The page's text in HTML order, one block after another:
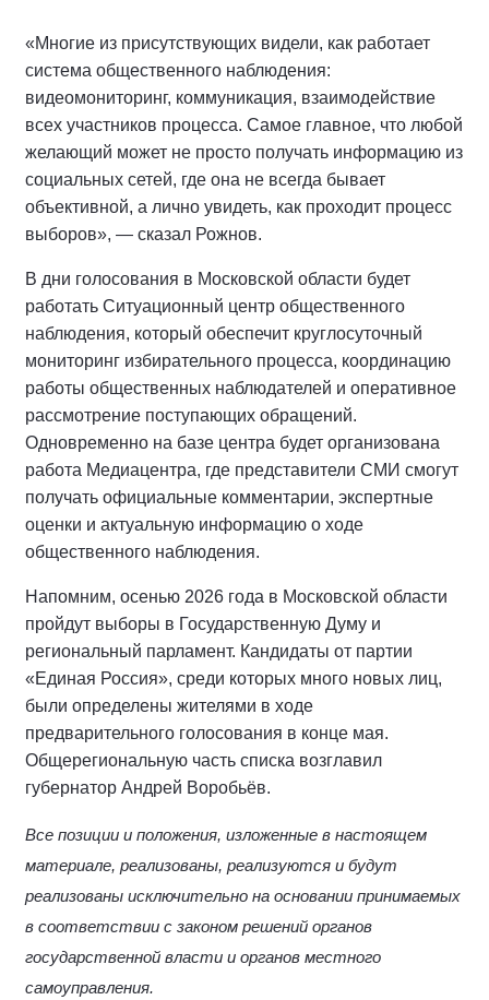
«Многие из присутствующих видели, как работает
система общественного наблюдения:
видеомониторинг, коммуникация, взаимодействие
всех участников процесса. Самое главное, что любой
желающий может не просто получать информацию из
социальных сетей, где она не всегда бывает
объективной, а лично увидеть, как проходит процесс
выборов», — сказал Рожнов.
В дни голосования в Московской области будет
работать Ситуационный центр общественного
наблюдения, который обеспечит круглосуточный
мониторинг избирательного процесса, координацию
работы общественных наблюдателей и оперативное
рассмотрение поступающих обращений.
Одновременно на базе центра будет организована
работа Медиацентра, где представители СМИ смогут
получать официальные комментарии, экспертные
оценки и актуальную информацию о ходе
общественного наблюдения.
Напомним, осенью 2026 года в Московской области
пройдут выборы в Государственную Думу и
региональный парламент. Кандидаты от партии
«Единая Россия», среди которых много новых лиц,
были определены жителями в ходе
предварительного голосования в конце мая.
Общерегиональную часть списка возглавил
губернатор Андрей Воробьёв.
Все позиции и положения, изложенные в настоящем
материале, реализованы, реализуются и будут
реализованы исключительно на основании принимаемых
в соответствии с законом решений органов
государственной власти и органов местного
самоуправления.